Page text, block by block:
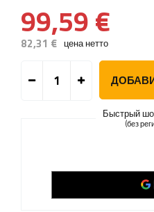
99,59 €
82,31 € цена нетто
Быстрый
(без